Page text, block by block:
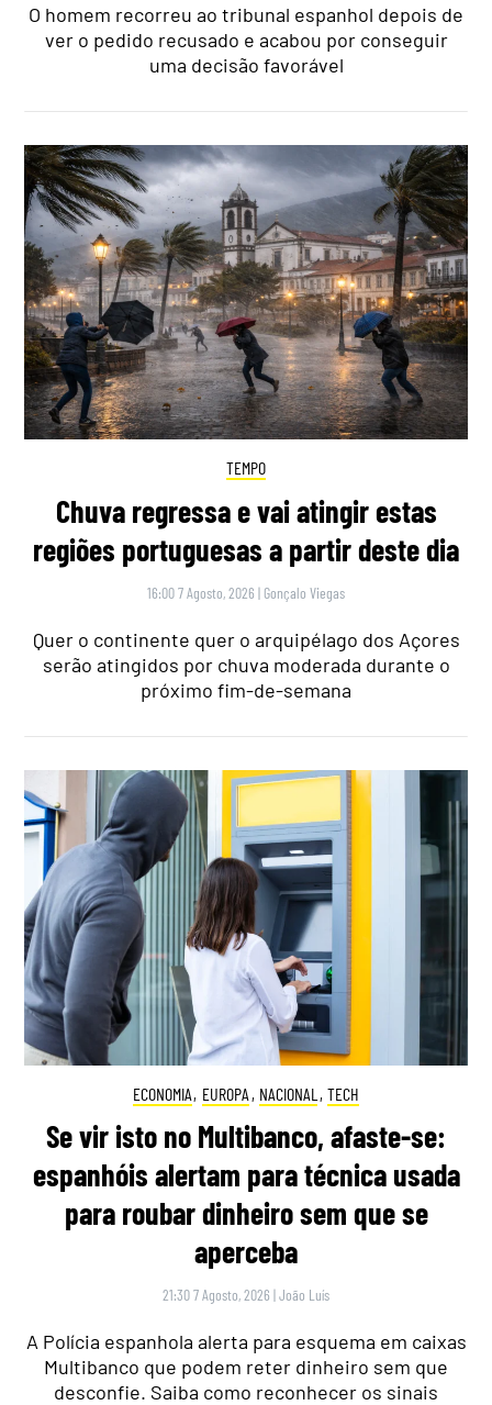
O homem recorreu ao tribunal espanhol depois de
ver o pedido recusado e acabou por conseguir
uma decisão favorável
TEMPO
Chuva regressa e vai atingir estas
regiões portuguesas a partir deste dia
16:00 7 Agosto, 2026 | Gonçalo Viegas
Quer o continente quer o arquipélago dos Açores
serão atingidos por chuva moderada durante o
próximo fim-de-semana
ECONOMIA, EUROPA , NACIONAL , TECH
Se vir isto no Multibanco, afaste-se:
espanhóis alertam para técnica usada
para roubar dinheiro sem que se
aperceba
21:30 7 Agosto, 2026 |João Luís
A Polícia espanhola alerta para esquema em caixas
Multibanco que podem reter dinheiro sem que
desconfie. Saiba como reconhecer os sinais